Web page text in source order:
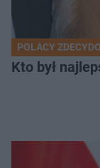
POLACY
Kto był